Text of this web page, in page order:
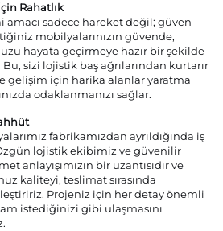
Rahatlık
sadece hareket değil; güven
mobilyalarınızın güvende,
hayata geçirmeye hazır bir şekilde
sizi lojistik baş ağrılarından kurtarır
gelişim için harika alanlar yaratma
odaklanmanızı sağlar.
fabrikamızdan ayrıldığında iş
lojistik ekibimiz ve güvenilir
anlayışımızın bir uzantısıdır ve
kaliteyi, teslimat sırasında
Projeniz için her detay önemli
istediğinizi gibi ulaşmasını